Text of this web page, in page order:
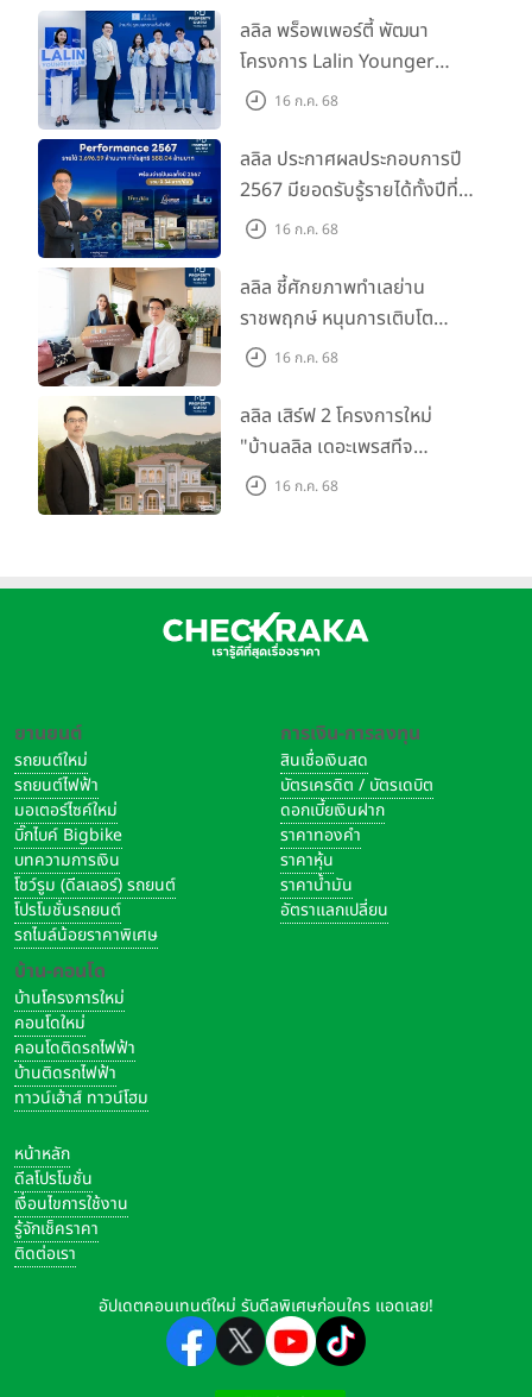
ลลิล พร็อพเพอร์ตี้ พัฒนา
โครงการ Lalin Younger
Club ส่งเสริมผู้นำรุ่นใหม่
16 ก.ค. 68
ลลิล ประกาศผลประกอบการปี
2567 มียอดรับรู้รายได้ทั้งปีที่
3,696.59 ล้านบาท กำไรสุทธิ
ปันผลทั้งปี 2567 รวม 0.34
บาท/หุ้น
16 ก.ค. 68
ลลิล ชี้ศักยภาพทำเลย่าน
ราชพฤกษ์ หนุนการเติบโต
ตลาดที่อยู่อาศัย พร้อมเปิดตัว
ราชพฤกษ์-345" มูลค่า 600
ลบ.
16 ก.ค. 68
ลลิล เสิร์ฟ 2 โครงการใหม่
"บ้านลลิล เดอะเพรสทีจ
ราชบุรี" และ "ไลโอ ราชบุรี"
16 ก.ค. 68
ยานยนต์
รถยนต์ใหม่
รถยนต์ไฟฟ้า
มอเตอร์ไซค์ใหม่
บิ๊กไบค์ Bigbike
บทความการเงิน
โชว์รูม (ดีลเลอร์) รถยนต์
โปรโมชั่นรถยนต์
รถไมล์น้อยราคาพิเศษ
บ้าน-คอนโด
บ้านโครงการใหม่
คอนโดใหม่
คอนโดติดรถไฟฟ้า
บ้านติดรถไฟฟ้า
ทาวน์เฮ้าส์ ทาวน์โฮม
การเงิน-การลงทุน
สินเชื่อเงินสด
บัตรเครดิต / บัตรเดบิต
ดอกเบี้ยเงินฝาก
ราคาทองคำ
ราคาหุ้น
ราคาน้ำมัน
อัตราแลกเปลี่ยน
หน้าหลัก
ดีลโปรโมชั่น
เงื่อนไขการใช้งาน
รู้จักเช็คราคา
ติดต่อเรา
อัปเดตคอนเทนต์ใหม่ รับดีลพิเศษก่อนใคร แอดเลย!